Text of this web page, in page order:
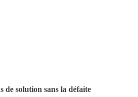
de solution sans la défaite